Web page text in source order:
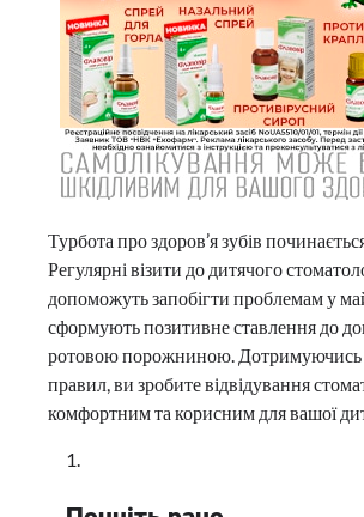
Турбота про здоров’я зубів
Регулярні візити до дитячого
допоможуть запобігти проблемам у
сформують позитивне ставлення до
ротовою порожниною. Дотримуючись
правил, ви зробите відвідування
комфортним та корисним для вашої